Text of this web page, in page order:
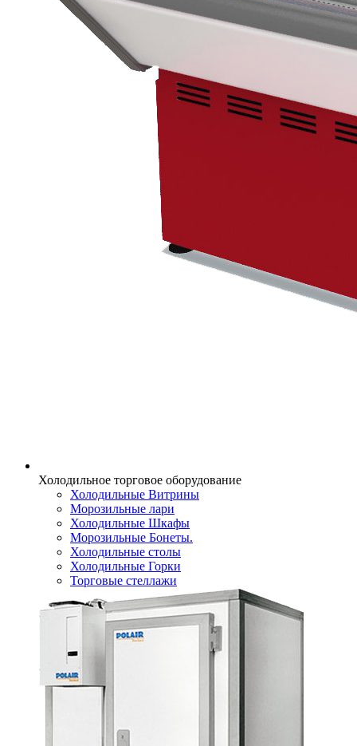
Холодильное торговое оборудование
Холодильные Витрины
Морозильные лари
Холодильные Шкафы
Морозильные Бонеты.
Холодильные столы
Холодильные Горки
Торговые стеллажи